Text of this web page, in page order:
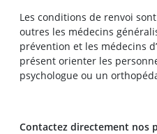
Les conditions de renvoi
outres les médecins
prévention et les médecins
présent orienter les
psychologue ou un
Contactez directement nos